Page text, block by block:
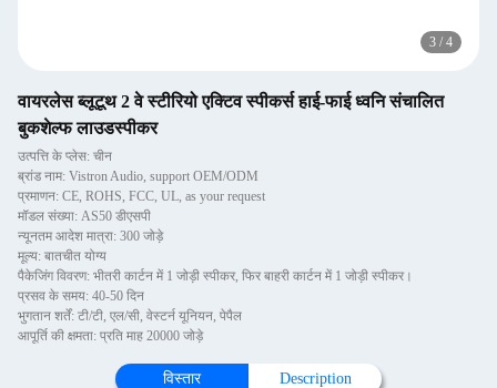
3 / 4
वायरलेस ब्लूटूथ 2 वे स्टीरियो एक्टिव स्पीकर्स हाई-फाई ध्वनि संचालित
बुकशेल्फ लाउडस्पीकर
उत्पत्ति के प्लेस: चीन
ब्रांड नाम: Vistron Audio, support OEM/ODM
प्रमाणन: CE, ROHS, FCC, UL, as your request
मॉडल संख्या: AS50 डीएसपी
न्यूनतम आदेश मात्रा: 300 जोड़े
मूल्य: बातचीत योग्य
पैकेजिंग विवरण: भीतरी कार्टन में 1 जोड़ी स्पीकर, फिर बाहरी कार्टन में 1 जोड़ी स्पीकर।
प्रसव के समय: 40-50 दिन
भुगतान शर्तें: टी/टी, एल/सी, वेस्टर्न यूनियन, पेपैल
आपूर्ति की क्षमता: प्रति माह 20000 जोड़े
विस्तार Description